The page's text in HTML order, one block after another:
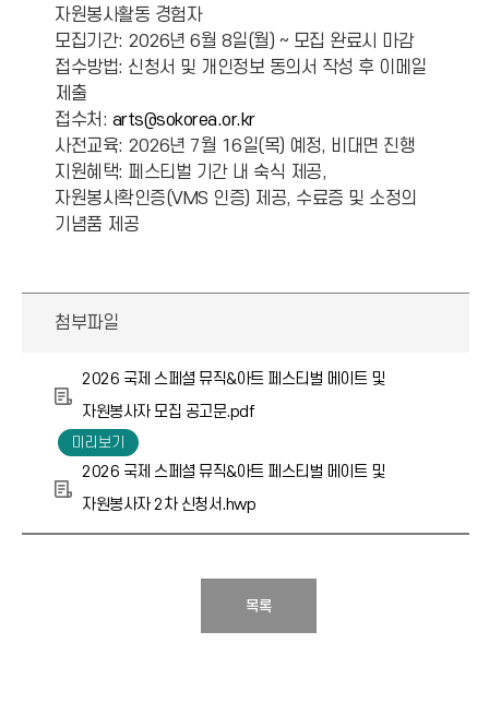
자원봉사활동 경험자
모집기간: 2026년 6월 8일(월) ~ 모집 완료시 마감
접수방법: 신청서 및 개인정보 동의서 작성 후 이메일
제출
접수처: arts@sokorea.or.kr
사전교육: 2026년 7월 16일(목) 예정, 비대면 진행
지원혜택: 페스티벌 기간 내 숙식 제공,
자원봉사확인증(VMS 인증) 제공, 수료증 및 소정의
기념품 제공
첨부파일
2026 국제 스페셜 뮤직&아트 페스티벌 메이트 및
자원봉사자 모집 공고문.pdf
2026 국제 스페셜 뮤직&아트 페스티벌 메이트 및
자원봉사자 2차 신청서.hwp
목록